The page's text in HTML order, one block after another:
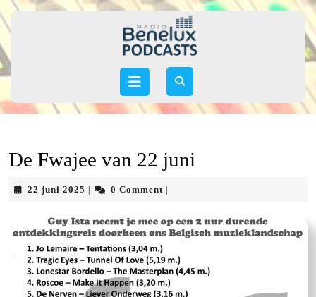
Skip
to
Open
De Fwajee van 22 juni
22 juni 2025 22
0 Comment